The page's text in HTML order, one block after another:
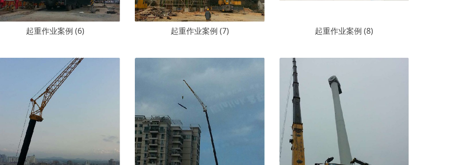
起重作业案例 (6) 起重作业案例 (7) 起重作业案例 (8)